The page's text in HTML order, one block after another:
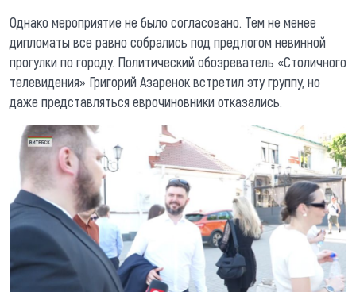
Однако мероприятие не было согласовано. Тем не менее
дипломаты все равно собрались под предлогом невинной
прогулки по городу. Политический обозреватель «Столичного
телевидения» Григорий Азаренок встретил эту группу, но
даже представляться еврочиновники отказались.